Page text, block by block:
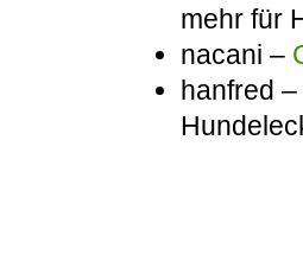
mehr für
nacani –
hanfred –